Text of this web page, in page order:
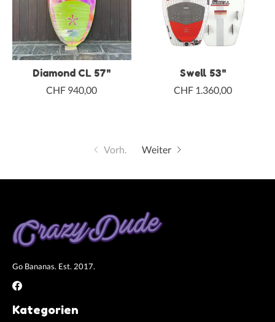
Diamond CL 57"
CHF 940,00
Swell 53"
CHF 1.360,00
Vorh. Weiter
Go Bananas. Est. 2017.
Kategorien